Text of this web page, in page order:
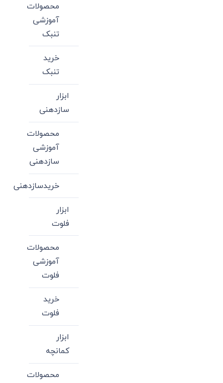
محصولات
آموزشی
تنبک
خرید
تنبک
ابزار
سازدهنی
محصولات
آموزشی
سازدهنی
خریدسازدهنی
ابزار
فلوت
محصولات
آموزشی
فلوت
خرید
فلوت
ابزار
کمانچه
محصولات